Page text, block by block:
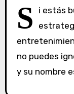
i
n
c
o
e
S
i estás
no puedes
y su nombre